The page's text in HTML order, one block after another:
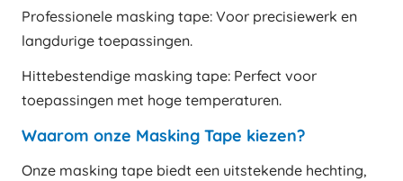
Professionele masking tape: Voor precisiewerk en
langdurige toepassingen.
Hittebestendige masking tape: Perfect voor
toepassingen met hoge temperaturen.
Waarom onze Masking Tape kiezen?
Onze masking tape biedt een uitstekende hechting,